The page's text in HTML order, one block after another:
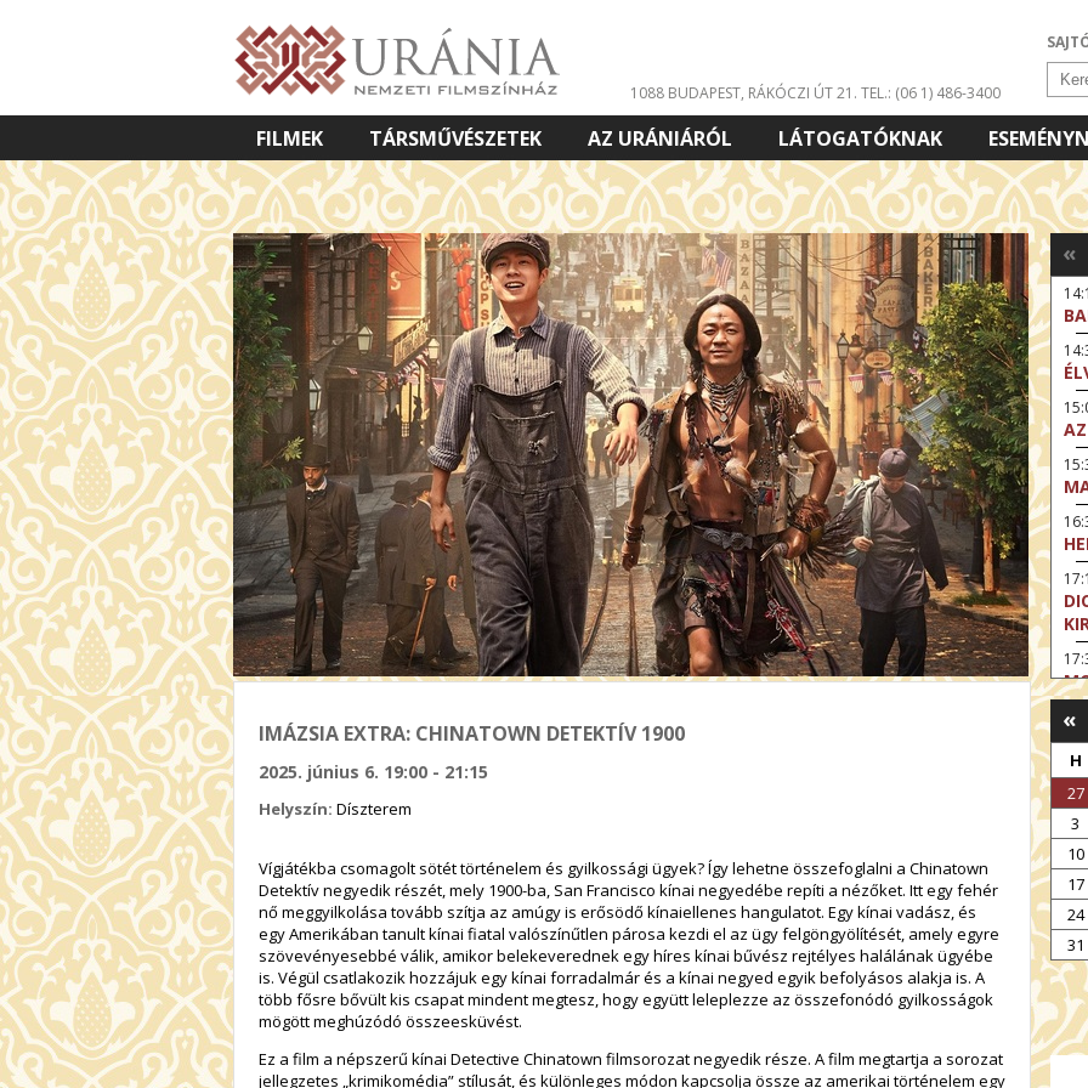
1088 BUDAPEST, RÁKÓCZI ÚT 21. TEL.: (06 1) 486-3400
FILMEK TÁRSMŰVÉSZETEK AZ URÁNIÁRÓL LÁTOGATÓKNAK
VETÍTETT KÉPES ELŐADÁSOK
IMÁZSIA EXTRA: CHINATOWN DETEKTÍV 1900
2025. június 6. 19:00 - 21:15
Helyszín: Díszterem
Vígjátékba csomagolt sötét történelem és gyilkossági ügyek? Így lehetne összefoglalni a Chinatown
Detektív negyedik részét, mely 1900-ba, San Francisco kínai negyedébe repíti a nézőket. Itt egy fehér
nő meggyilkolása tovább szítja az amúgy is erősödő kínaiellenes hangulatot. Egy kínai vadász, és
egy Amerikában tanult kínai fiatal valószínűtlen párosa kezdi el az ügy felgöngyölítését, amely egyre
szövevényesebbé válik, amikor belekeverednek egy híres kínai bűvész rejtélyes halálának ügyébe
is. Végül csatlakozik hozzájuk egy kínai forradalmár és a kínai negyed egyik befolyásos alakja is. A
több fősre bővült kis csapat mindent megtesz, hogy együtt leleplezze az összefonódó gyilkosságok
mögött meghúzódó összeesküvést.
Ez a film a népszerű kínai Detective Chinatown filmsorozat negyedik része. A film megtartja a sorozat
jellegzetes „krimikomédia” stílusát, és különleges módon kapcsolja össze az amerikai történelem egy
«
A
«
H
27
3
10
17
24
31